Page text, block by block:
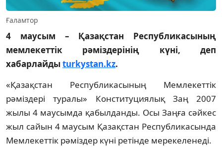
Ғаламтор
4 маусым – Қазақстан Республикасының
мемлекеттік рәміздерінің күні, деп
хабарлайдыturkystan.kz.
«Қазақстан Республикасының Мемлекеттік
рәміздері туралы» Конституциялық Заң 2007
жылы 4 маусымда қабылданды. Осы Заңға сәйкес
жыл сайын 4 маусым Қазақстан Республикасында
Мемлекеттік рәміздер күні ретінде мерекеленеді.